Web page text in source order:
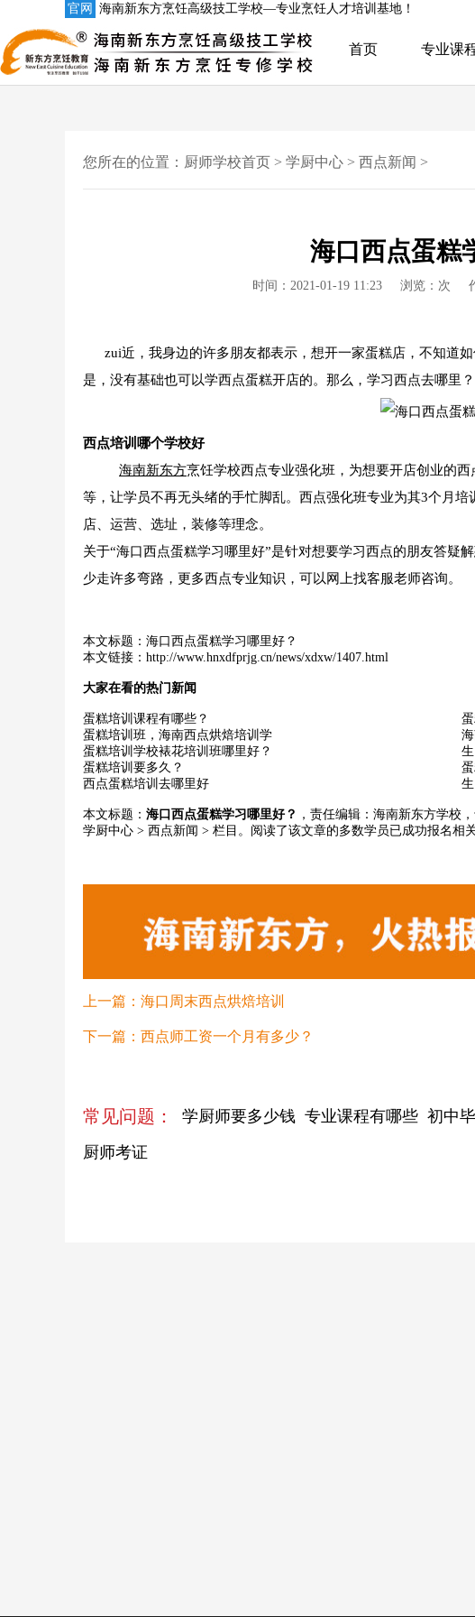
官网 海南新东方烹饪高级技工学校—专业烹饪人才培训基地！
首页 专业课
您所在的位置： 厨师学校首页 > 学厨中心 > 西点新闻 >
海口西点蛋糕
时间：2021-01-19 11:23 浏览： 次
zui近，我身边的许多朋友都表示，想开一家蛋糕店，不知道
是，没有基础也可以学西点蛋糕开店的。那么，学习西点去哪里？
西点培训哪个学校好
海南新东方烹饪学校西点专业强化班，为想要开店创业的
等，让学员不再无头绪的手忙脚乱。西点强化班专业为其3个月
店、运营、选址，装修等理念。
关于“海口西点蛋糕学习哪里好”是针对想要学习西点的朋友答疑
少走许多弯路，更多西点专业知识，可以网上找客服老师咨询。
本文标题： 海口西点蛋糕学习哪里好？
本文链接： http://www.hnxdfprjg.cn/news/xdxw/1407.html
大家在看的热门新闻
蛋糕培训课程有哪些？
蛋糕培训班，海南西点烘焙培训学
蛋糕培训学校裱花培训班哪里好？
蛋糕培训要多久？
西点蛋糕培训去哪里好
本文标题： 海口西点蛋糕学习哪里好？ ，责任编辑：海南新东方学校
学厨中心 > 西点新闻 > 栏目。阅读了该文章的多数学员已成功报名相
上一篇： 海口周末西点烘焙培训
下一篇： 西点师工资一个月有多少？
常见问题： 学厨师要多少钱 专业课程有哪些 初中
厨师考证